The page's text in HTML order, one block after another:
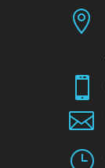



}